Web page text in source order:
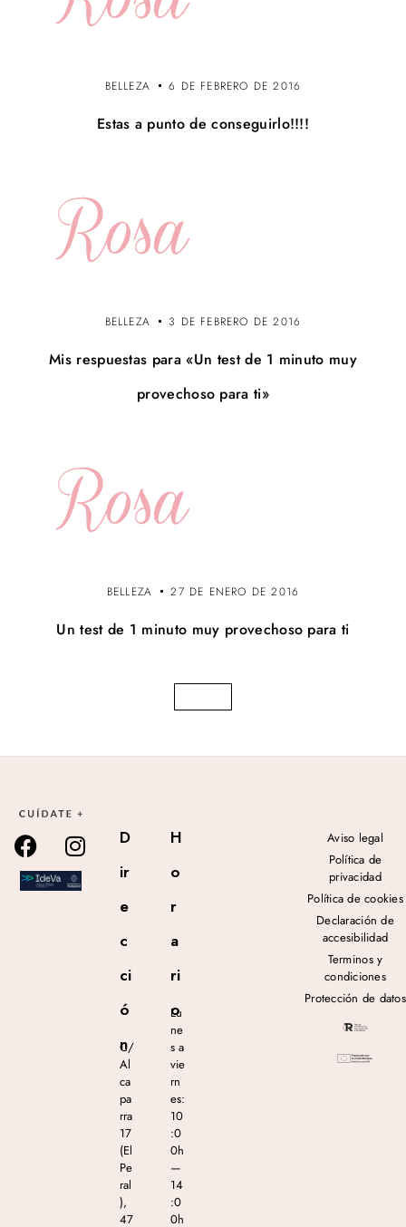
BELLEZA 6 DE FEBRERO DE 2016
Estas a punto de conseguirlo!!!!
BELLEZA 3 DE FEBRERO DE 2016
Mis respuestas para «Un test de 1 minuto muy
provechoso para ti»
BELLEZA 27 DE ENERO DE 2016
Un test de 1 minuto muy provechoso para ti
D
ir
e
c
ci
ó
n
C/
Al
ca
pa
rra
17
(El
Pe
ral
),
47
H
o
r
a
ri
o
Lu
ne
s a
vie
rn
es:
10
:0
0h
—
14
:0
0h
Aviso legal
Política de
privacidad
Política de cookies
Declaración de
accesibilidad
Terminos y
condiciones
Protección de datos